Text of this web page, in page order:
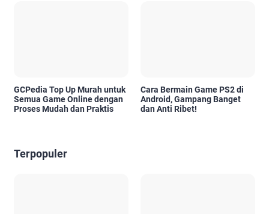
GCPedia Top Up Murah untuk
Semua Game Online dengan
Proses Mudah dan Praktis
Cara Bermain Game PS2 di
Android, Gampang Banget
dan Anti Ribet!
Terpopuler